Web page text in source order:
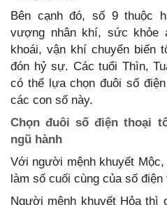
Bên cạnh đó, số 9 thuộc
vượng nhân khí, sức khỏe
khoái, vận khí chuyển biến
đón hỷ sự. Các tuổi Thìn,
có thể lựa chọn đuôi số
các con số này.
Chọn đuôi số điện thoại
ngũ hành
Với người mệnh khuyết
làm số cuối cùng của số điện
Người mệnh khuyết Hỏa thì